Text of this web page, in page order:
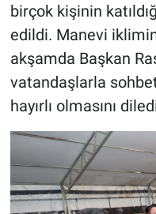
birçok kişinin
edildi. Manevi iklimin
akşamda Başkan
vatandaşlarla
hayırlı olmasını